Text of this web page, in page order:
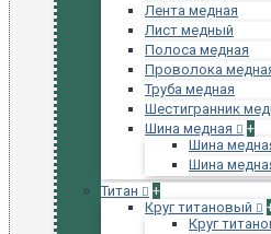
Лента медная
Лист медный
Полоса медная
Проволока
Труба медная
Шестигранник
Шина медная
+
Шина
Шина
Титан
+
Круг титановый
Круг